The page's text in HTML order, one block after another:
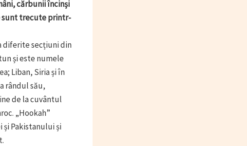
cărbunii încinși
sunt trecute printr-
diferite secțiuni din
și este numele
Liban, Siria și în
rândul său,
de la cuvântul
„Hookah”
și Pakistanului și